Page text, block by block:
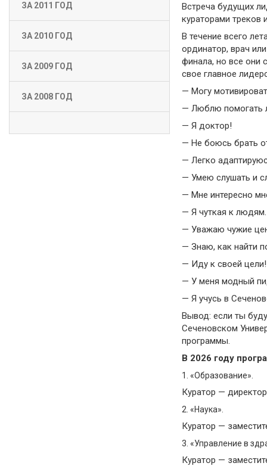
ЗА 2011 ГОД
ЗА 2010 ГОД
ЗА 2009 ГОД
ЗА 2008 ГОД
Встреча будущих
кураторами треков
В течение всего
ординатор, врач
финала, но все они
свое главное
— Могу
— Люблю помогать
— Я доктор!
— Не боюсь брать
— Легко
— Умею слушать и
— Мне интересно
— Я чуткая к людям.
— Уважаю чужие
— Знаю, как найти
— Иду к своей цели!
— У меня модный
— Я учусь в
Вывод: если ты
Сеченовском
программы.
В 2026 году
1. «Образование».
Куратор —
2. «Наука».
Куратор —
3. «Управление в
Куратор —